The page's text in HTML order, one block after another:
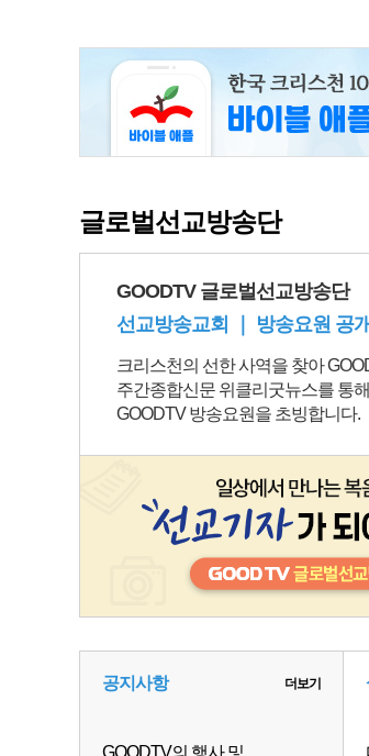
글로벌선교방송단
GOODTV 글로벌선교방송단
선교방송교회 ｜ 방송요원 공
크리스천의 선한 사역을 찾아
주간종합신문 위클리굿뉴스를 통
GOODTV 방송요원을 초빙합니다.
공지사항 더보기
GOODTV의 행사 및